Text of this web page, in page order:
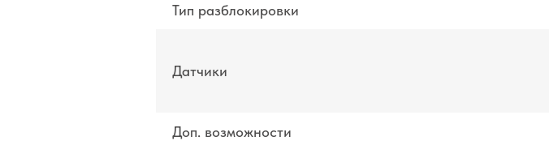
Тип разблокировки
Датчики
Доп. возможности